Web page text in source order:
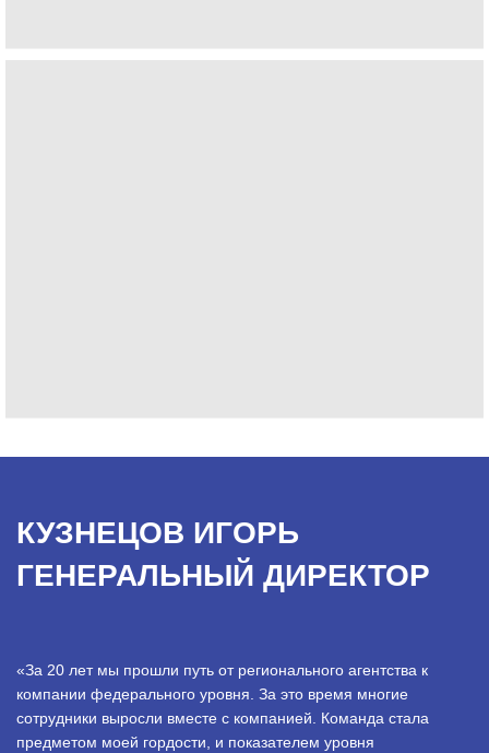
КУЗНЕЦОВ ИГОРЬ
ГЕНЕРАЛЬНЫЙ ДИРЕКТОР
«За 20 лет мы прошли путь от регионального агентства к
компании федерального уровня. За это время многие
сотрудники выросли вместе с компанией. Команда стала
предметом моей гордости, и показателем уровня